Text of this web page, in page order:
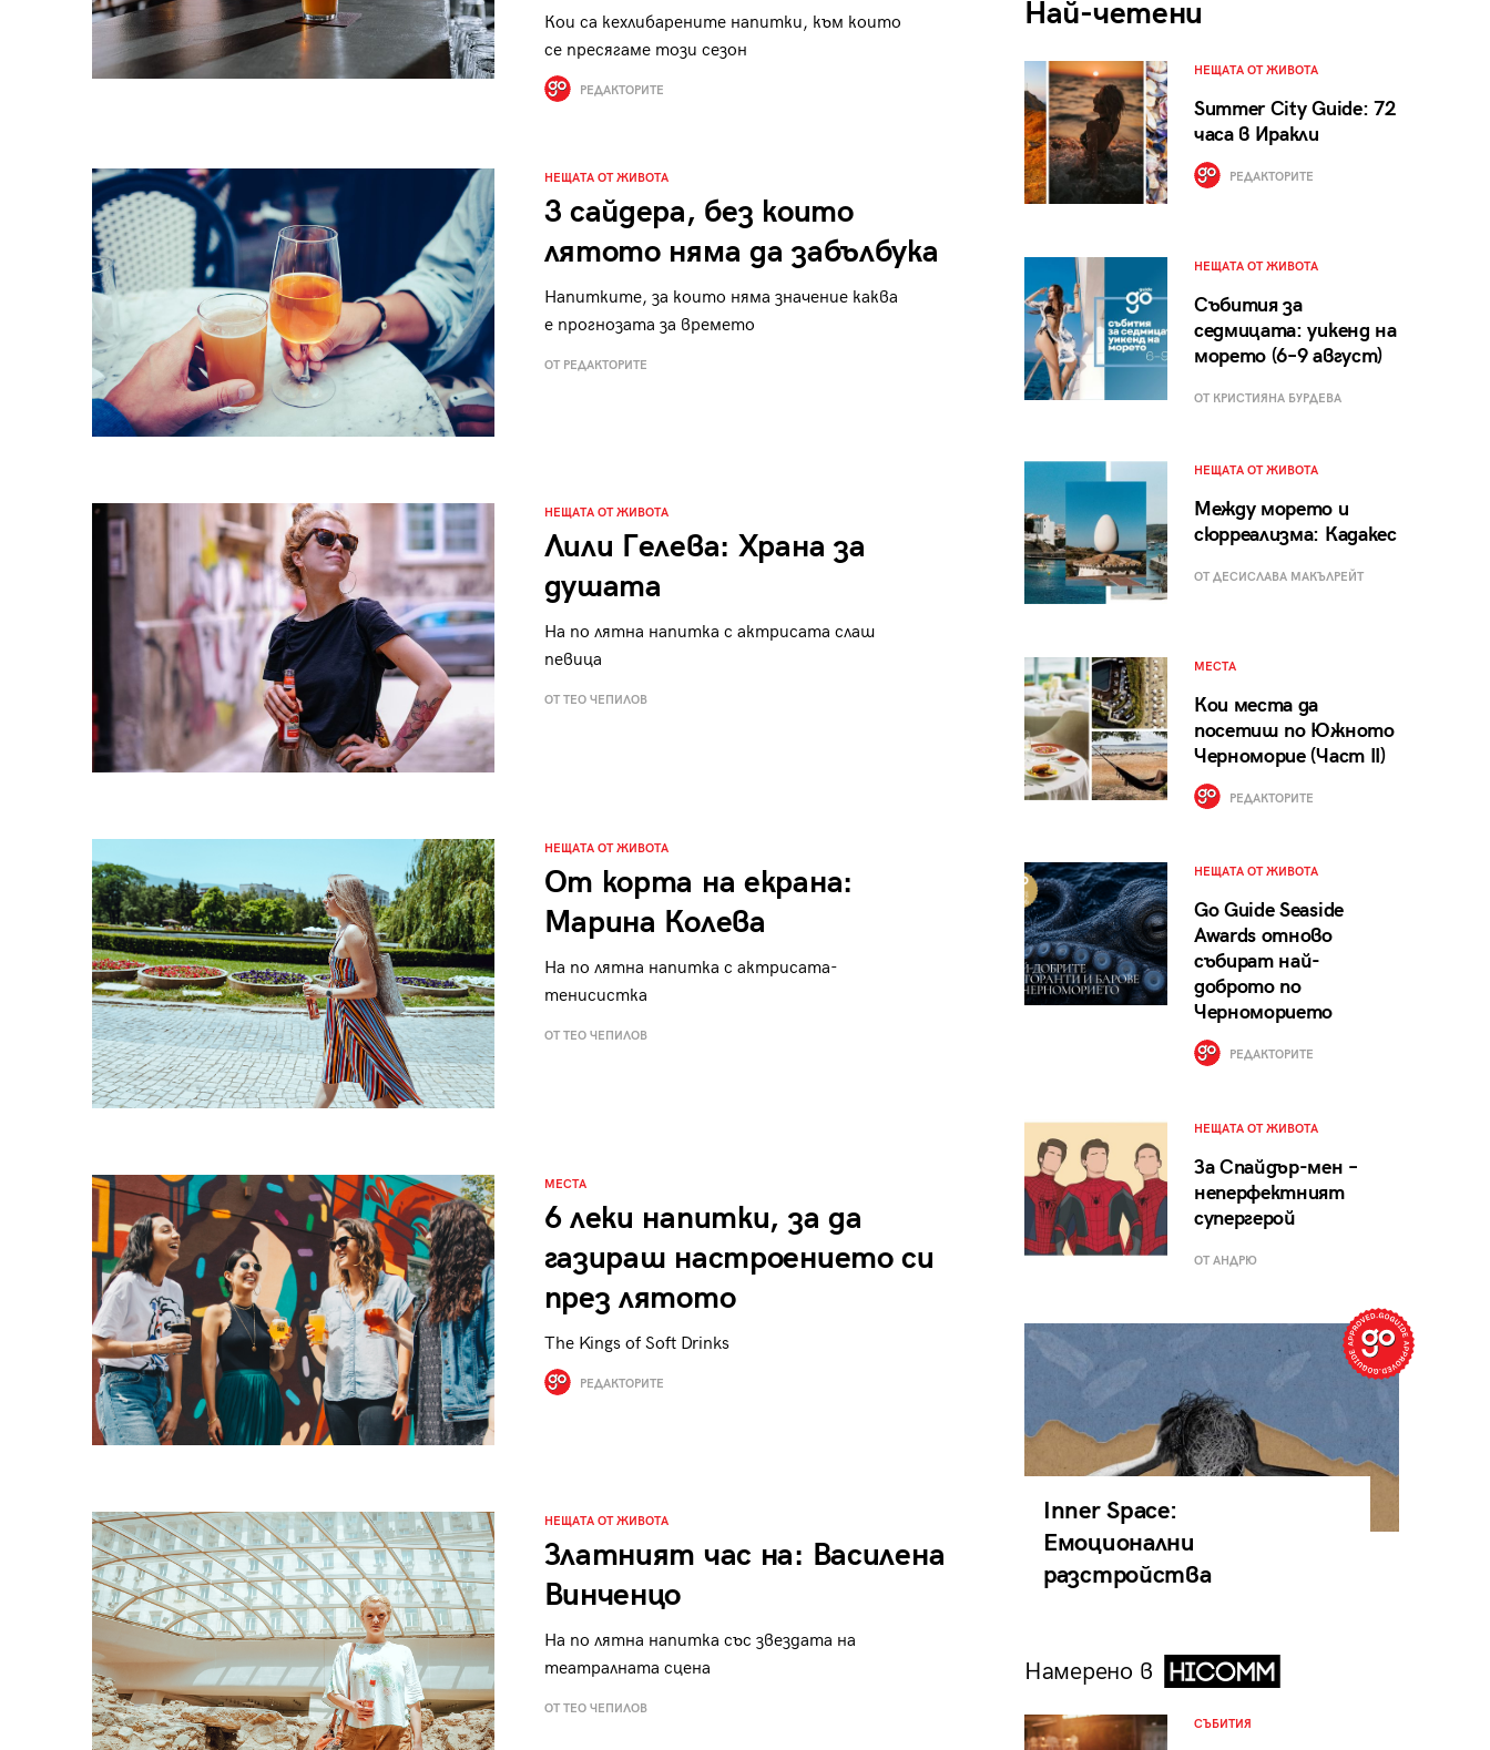
Кои са кехлибарените напитки, към които
се пресягаме този сезон
РЕДАКТОРИТЕ
НЕЩАТА ОТ ЖИВОТА
3 сайдера, без които
лятото няма да забълбука
Напитките, за които няма значение каква
е прогнозата за времето
ОТ РЕДАКТОРИТЕ
НЕЩАТА ОТ ЖИВОТА
Лили Гелева: Храна за
душата
На по лятна напитка с актрисата слаш
певица
ОТ ТЕО ЧЕПИЛОВ
НЕЩАТА ОТ ЖИВОТА
От корта на екрана:
Марина Колева
На по лятна напитка с актрисата-
тенисистка
ОТ ТЕО ЧЕПИЛОВ
МЕСТА
6 леки напитки, за да
газираш настроението си
през лятото
Тhe Kings of Soft Drinks
РЕДАКТОРИТЕ
НЕЩАТА ОТ ЖИВОТА
Златният час на: Василена
Винченцо
На по лятна напитка със звездата на
театралната сцена
ОТ ТЕО ЧЕПИЛОВ
Най-четени
НЕЩАТА ОТ ЖИВОТА
Summer City Guide: 72
часа в Иракли
РЕДАКТОРИТЕ
НЕЩАТА ОТ ЖИВОТА
Събития за
седмицата: уикенд на
морето (6–9 август)
ОТ КРИСТИЯНА БУРДЕВА
НЕЩАТА ОТ ЖИВОТА
Между морето и
сюрреализма: Кадакес
ОТ ДЕСИСЛАВА МАКЪЛРЕЙТ
МЕСТА
Кои места да
посетиш по Южното
Черноморие (Част II)
РЕДАКТОРИТЕ
НЕЩАТА ОТ ЖИВОТА
Go Guide Seaside
Awards отново
събират най-
доброто по
Черноморието
РЕДАКТОРИТЕ
НЕЩАТА ОТ ЖИВОТА
За Спайдър-мен –
неперфектният
супергерой
ОТ АНДРЮ
Inner Space:
Емоционални
разстройства
Намерено в
СЪБИТИЯ